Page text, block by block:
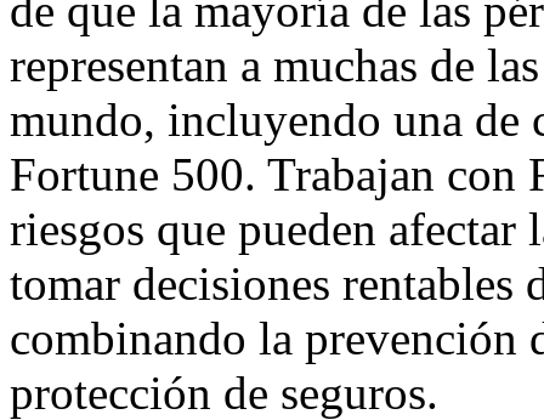
representan a muchas de
mundo, incluyendo una de
Fortune 500. Trabajan con
riesgos que pueden
tomar decisiones rentables
combinando la prevención
protección de seguros.